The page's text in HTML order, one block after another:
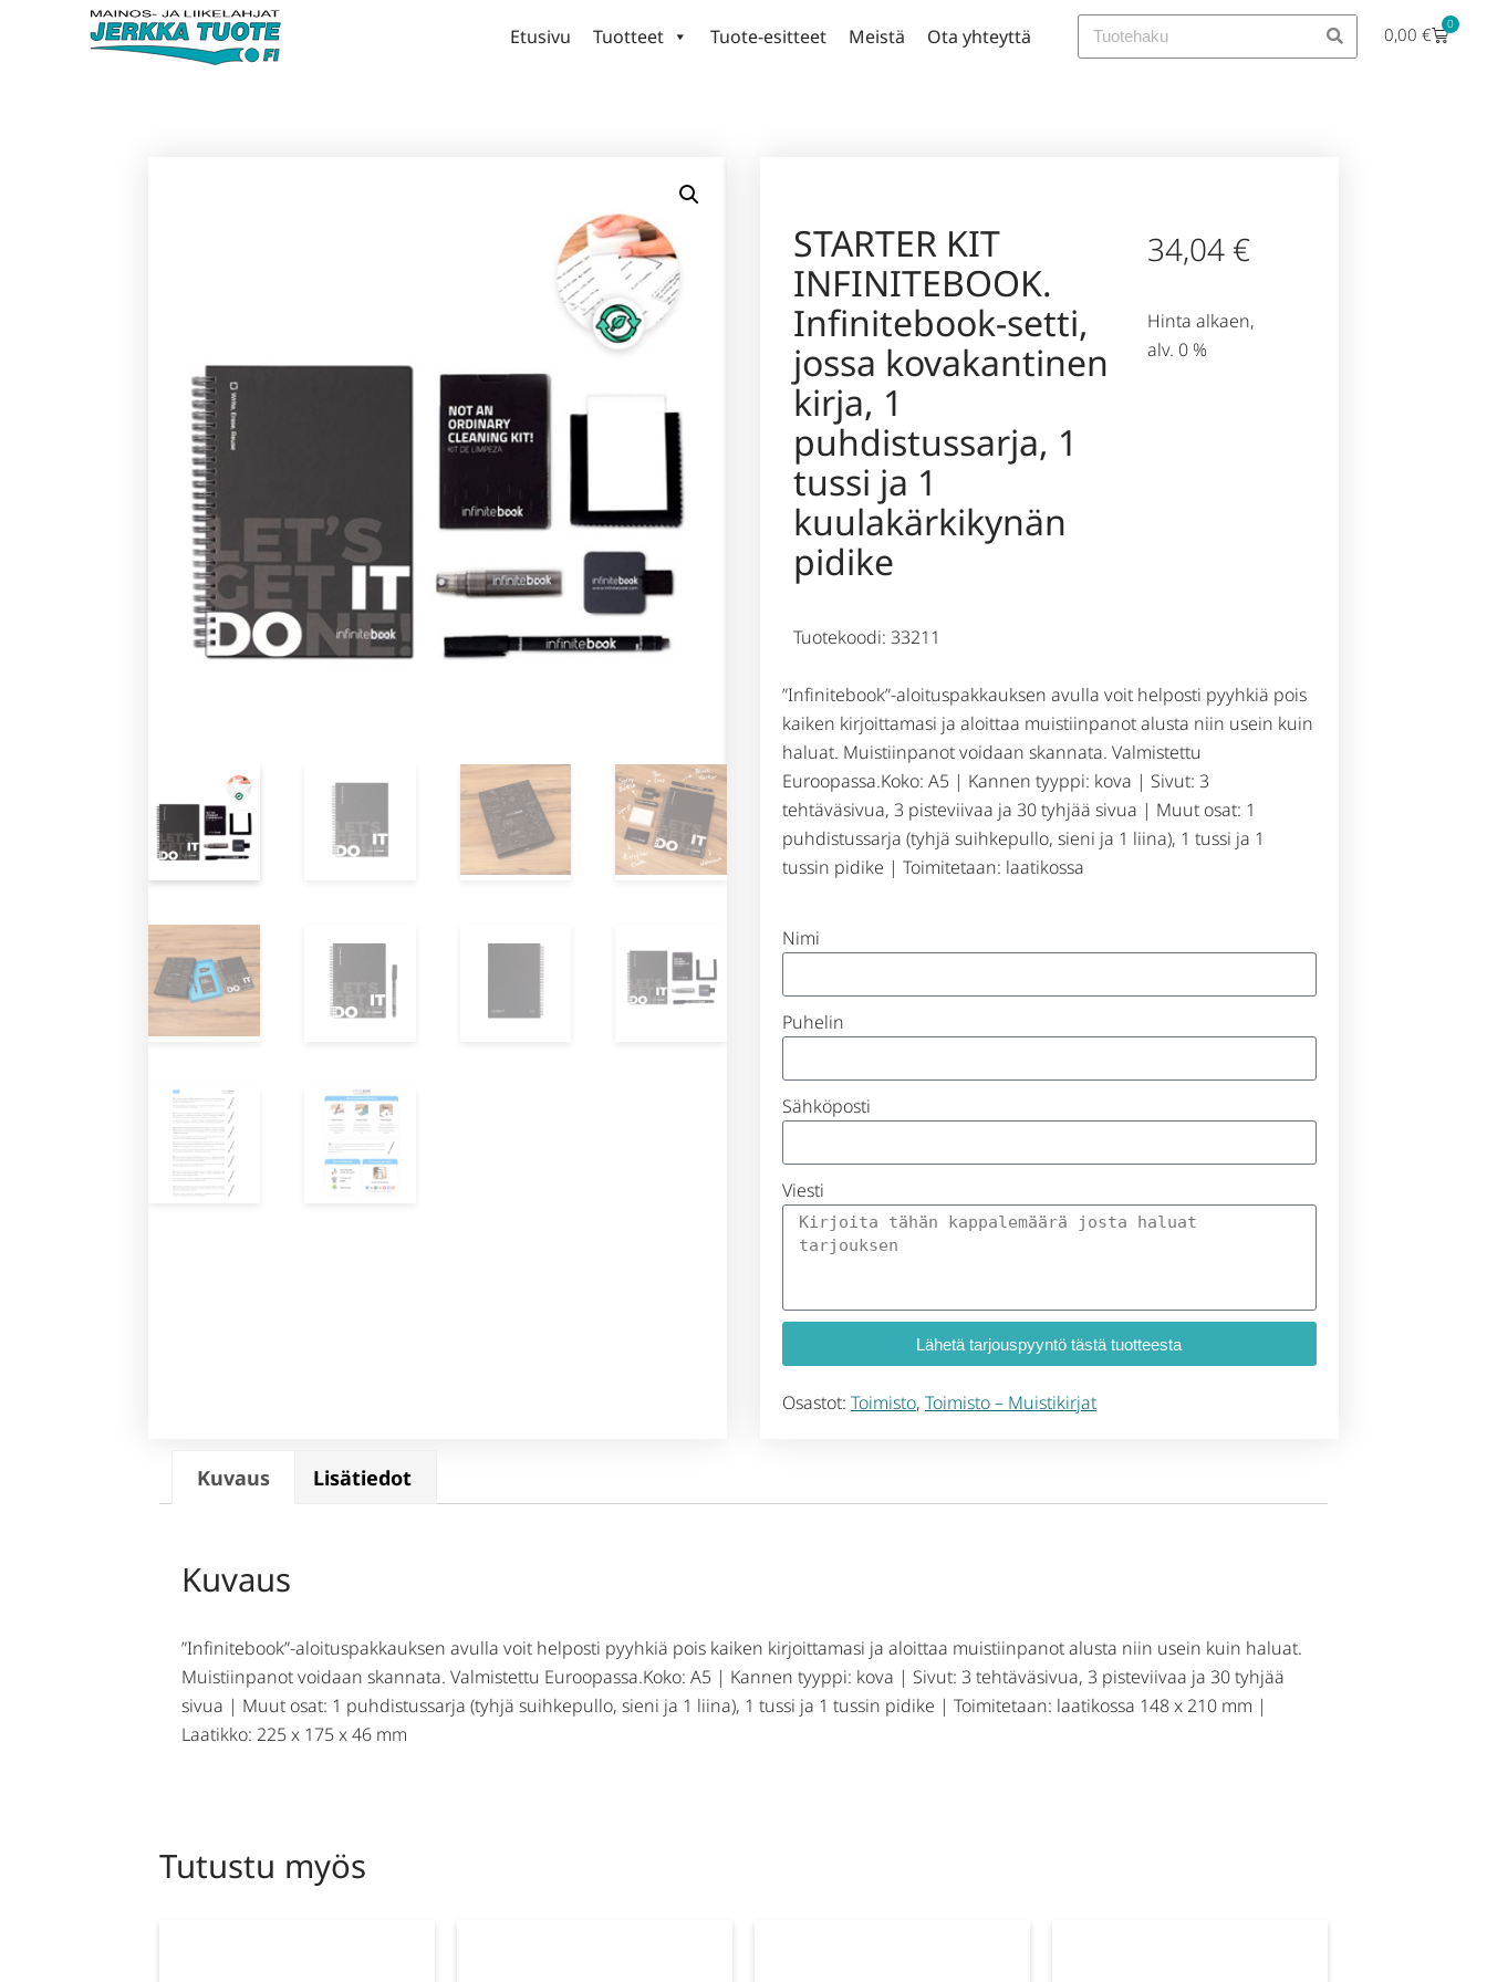
Etusivu Tuotteet Tuote-esitteet Meistä Ota yhteyttä 0,00€ 0
STARTER KIT
INFINITEBOOK.
Infinitebook-setti,
jossa kovakantinen
kirja, 1
puhdistussarja, 1
tussi ja 1
kuulakärkikynän
pidike
Tuotekoodi: 33211
34,04 €
Hinta alkaen,
alv. 0 %
”Infinitebook”-aloituspakkauksen avulla voit helposti pyyhkiä pois
kaiken kirjoittamasi ja aloittaa muistiinpanot alusta niin usein kuin
haluat. Muistiinpanot voidaan skannata. Valmistettu
Euroopassa.Koko: A5 | Kannen tyyppi: kova | Sivut: 3
tehtäväsivua, 3 pisteviivaa ja 30 tyhjää sivua | Muut osat: 1
puhdistussarja (tyhjä suihkepullo, sieni ja 1 liina), 1 tussi ja 1
tussin pidike | Toimitetaan: laatikossa
Nimi
Puhelin
Sähköposti
Viesti
Lähetä tarjouspyyntö tästä tuotteesta
Osastot: Toimisto, Toimisto – Muistikirjat
Kuvaus Lisätiedot
Kuvaus
”Infinitebook”-aloituspakkauksen avulla voit helposti pyyhkiä pois kaiken kirjoittamasi ja aloittaa muistiinpanot alusta niin usein kuin haluat.
Muistiinpanot voidaan skannata. Valmistettu Euroopassa.Koko: A5 | Kannen tyyppi: kova | Sivut: 3 tehtäväsivua, 3 pisteviivaa ja 30 tyhjää
sivua | Muut osat: 1 puhdistussarja (tyhjä suihkepullo, sieni ja 1 liina), 1 tussi ja 1 tussin pidike | Toimitetaan: laatikossa 148 x 210 mm |
Laatikko: 225 x 175 x 46 mm
Tutustu myös